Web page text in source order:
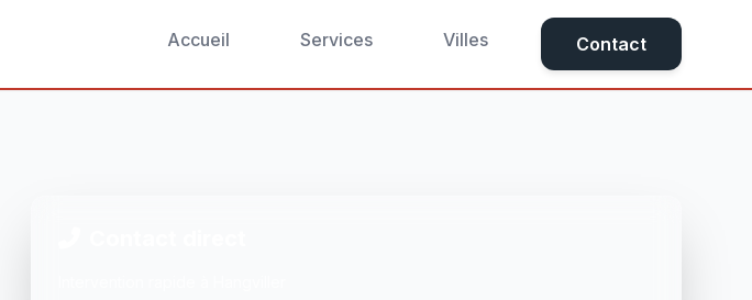
Accueil Services Villes Contact